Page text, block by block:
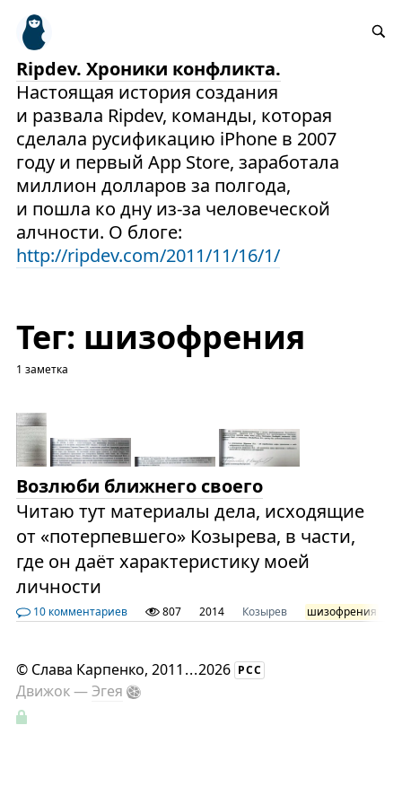
Ripdev. Хроники конфликта.
Настоящая история создания
и развала Ripdev, команды, которая
сделала русификацию iPhone в 2007
году и первый App Store, заработала
миллион долларов за полгода,
и пошла ко дну из-за человеческой
алчности. О блоге:
http://ripdev.com/2011/11/16/1/
Тег: шизофрения
1 заметка
Возлюби ближнего своего
Читаю тут материалы дела, исходящие
от «потерпевшего» Козырева, в части,
где он даёт характеристику моей
личности
10 комментариев 807 2014 Козырев шизофрения
© Слава Карпенко, 2011 ...2026 РСС
Движок —Эгея